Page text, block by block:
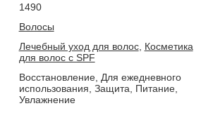
1490
Волосы
Лечебный уход для волос, Косметика
для волос с SPF
Восстановление, Для ежедневного
использования, Защита, Питание,
Увлажнение